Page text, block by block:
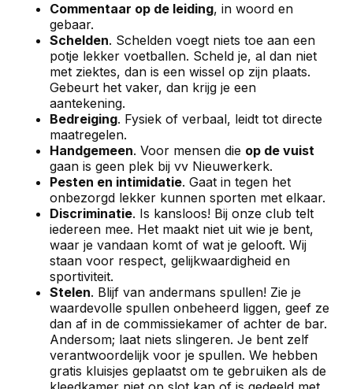
Commentaar op de leiding, in woord en
gebaar.
Schelden. Schelden voegt niets toe aan een
potje lekker voetballen. Scheld je, al dan niet
met ziektes, dan is een wissel op zijn plaats.
Gebeurt het vaker, dan krijg je een
aantekening.
Bedreiging. Fysiek of verbaal, leidt tot directe
maatregelen.
Handgemeen. Voor mensen die op de vuist
gaan is geen plek bij vv Nieuwerkerk.
Pesten en intimidatie. Gaat in tegen het
onbezorgd lekker kunnen sporten met elkaar.
Discriminatie. Is kansloos! Bij onze club telt
iedereen mee. Het maakt niet uit wie je bent,
waar je vandaan komt of wat je gelooft. Wij
staan voor respect, gelijkwaardigheid en
sportiviteit.
Stelen. Blijf van andermans spullen! Zie je
waardevolle spullen onbeheerd liggen, geef ze
dan af in de commissiekamer of achter de bar.
Andersom; laat niets slingeren. Je bent zelf
verantwoordelijk voor je spullen. We hebben
gratis kluisjes geplaatst om te gebruiken als de